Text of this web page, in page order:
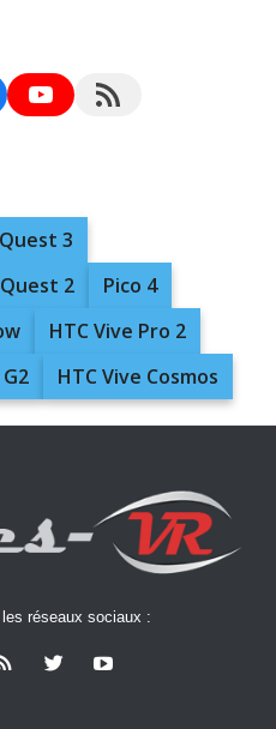
YouTubeRSS Feed
3
2
Pico 4
HTC Vive Pro 2
HTC Vive Cosmos
réseaux sociaux :